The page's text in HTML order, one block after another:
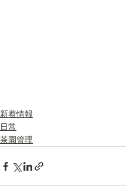
新着情報
日常
茶園管理